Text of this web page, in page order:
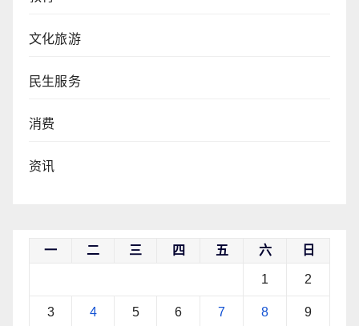
文化旅游
民生服务
消费
资讯
一 二 三 四 五 六 日
1 2
3 4 5 6 7 8 9